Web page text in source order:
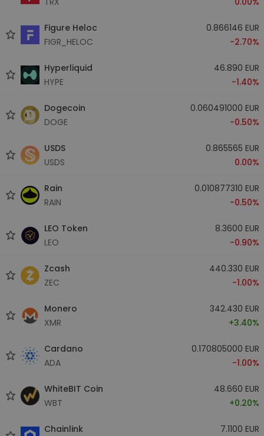
Figure Heloc
FIGR_HELOC
0.866146 EUR
-2.70%
Hyperliquid
HYPE
46.890 EUR
-1.40%
Dogecoin
DOGE
0.060491000 EUR
-0.50%
USDS
USDS
0.865565 EUR
0.00%
Rain
RAIN
0.010877310 EUR
-0.50%
LEO Token
LEO
8.3600 EUR
-0.90%
Zcash
ZEC
440.330 EUR
-1.00%
Monero
XMR
342.430 EUR
+3.40%
Cardano
ADA
0.170805000 EUR
-1.00%
WhiteBIT Coin
WBT
48.660 EUR
+0.20%
Chainlink
7.1100 EUR